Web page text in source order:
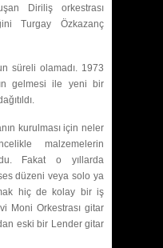
Diriliş orkestrası
Turgay Özkazanç
süreli olamadı. 1973
gelmesi ile yeni bir
kurulması için neler
malzemelerin
Fakat o yıllarda
düzeni veya solo ya
hiç de kolay bir iş
Moni Orkestrası gitar
eski bir Lender gitar